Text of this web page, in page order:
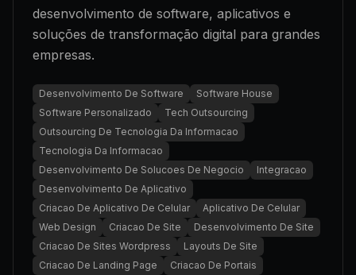
desenvolvimento de software, aplicativos e
soluções de transformação digital para grandes
empresas.
Desenvolvimento De Software
Software House
Software Personalizado
Tech Outsourcing
Outsourcing De Tecnologia Da Informacao
Tecnologia Da Informacao
Desenvolvimento De Solucoes De Negocio
Integracao
Desenvolvimento De Aplicativo
Criacao De Aplicativo De Celular
Aplicativo De Celular
Web Design
Criacao De Site
Desenvolvimento De Site
Criacao De Sites Wordpress
Layouts De Site
Criacao De Landing Page
Criacao De Portais